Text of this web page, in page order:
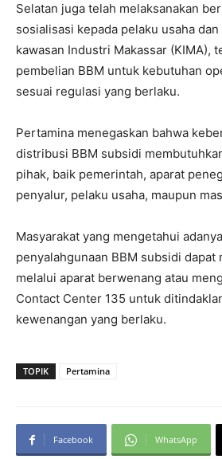
Selatan juga telah melaksanakan
sosialisasi kepada pelaku usaha
kawasan Industri Makassar (KIMA),
pembelian BBM untuk kebutuhan
sesuai regulasi yang berlaku.
Pertamina menegaskan bahwa
distribusi BBM subsidi
pihak, baik pemerintah, aparat
penyalur, pelaku usaha, maupun
Masyarakat yang mengetahui
penyalahgunaan BBM subsidi dapat
melalui aparat berwenang atau
Contact Center 135 untuk
kewenangan yang berlaku.
TOPIK Pertamina
Facebook WhatsApp